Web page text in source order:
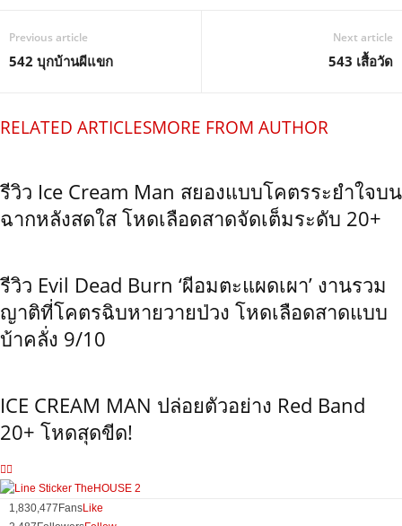
Previous article
542 บุกบ้านผีแขก
Next article
543 เสื้อวัด
RELATED ARTICLESMORE FROM AUTHOR
รีวิว Ice Cream Man สยองแบบโคตรระยำใจบน
ฉากหลังสดใส โหดเลือดสาดจัดเต็มระดับ 20+
รีวิว Evil Dead Burn ‘ผีอมตะแผดเผา’ งานรวม
ญาติที่โคตรฉิบหายวายป่วง โหดเลือดสาดแบบ
บ้าคลั่ง 9/10
ICE CREAM MAN ปล่อยตัวอย่าง Red Band
20+ โหดสุดขีด!
1,830,477FansLike